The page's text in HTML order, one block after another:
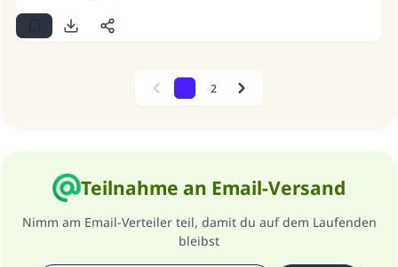
Previous 2 Next
Teilnahme an Email-Versand
Nimm am Email-Verteiler teil, damit du auf dem Laufenden
bleibst